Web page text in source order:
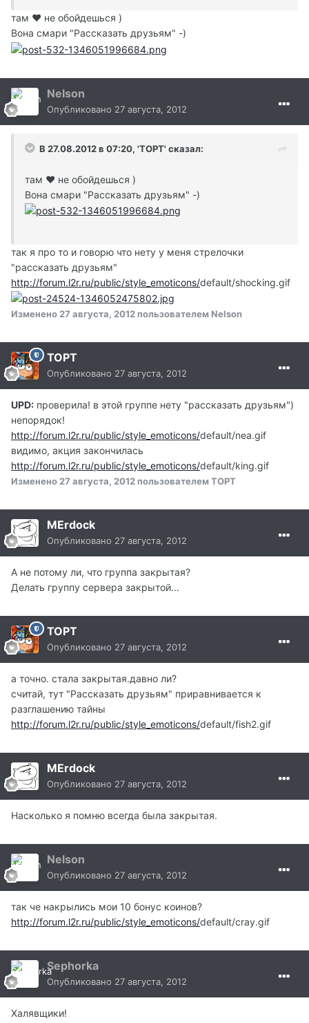
там ♥ не обойдешься )
Вона смари "Рассказать друзьям" -)
Nelson
Опубликовано 27 августа, 2012
В 27.08.2012 в 07:20, 'TOPT' сказал:
там ♥ не обойдешься )
Вона смари "Рассказать друзьям" -)
так я про то и говорю что нету у меня стрелочки
"рассказать друзьям"
http://forum.l2r.ru/public/style_emoticons/default/shocking.gif
Изменено 27 августа, 2012пользователем Nelson
TOPT
Опубликовано 27 августа, 2012
UPD: проверила! в этой группе нету "рассказать друзьям")
непорядок!
http://forum.l2r.ru/public/style_emoticons/default/nea.gif
видимо, акция закончилась
http://forum.l2r.ru/public/style_emoticons/default/king.gif
Изменено 27 августа, 2012пользователем TOPT
MErdock
Опубликовано 27 августа, 2012
А не потому ли, что группа закрытая?
Делать группу сервера закрытой...
TOPT
Опубликовано 27 августа, 2012
а точно. стала закрытая.давно ли?
считай, тут "Рассказать друзьям" приравнивается к
разглашению тайны
http://forum.l2r.ru/public/style_emoticons/default/fish2.gif
MErdock
Опубликовано 27 августа, 2012
Насколько я помню всегда была закрытая.
Nelson
Опубликовано 27 августа, 2012
так че накрылись мои 10 бонус коинов?
http://forum.l2r.ru/public/style_emoticons/default/cray.gif
Sephorka
Опубликовано 27 августа, 2012
Халявщики!